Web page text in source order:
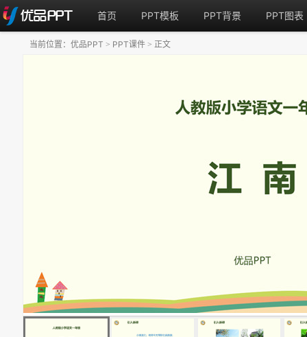
首页 PPT模板 PPT背景 PPT图表
当前位置： 优品PPT > PPT课件 > 正文